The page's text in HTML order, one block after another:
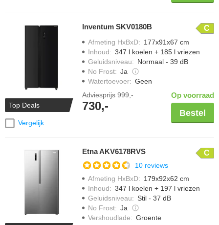
Top Deals
Vergelijk
Inventum SKV0180B C
Afmeting HxBxD: 177x91x67 cm
Inhoud: 347 l koelen + 185 l vriezen
Geluidsniveau: Normaal - 39 dB
No Frost: Ja
Watertoevoer: Geen
Adviesprijs 999,-
730,-
Op voorraad
Bestel
Etna AKV6178RVS C
10 reviews
Afmeting HxBxD: 179x92x62 cm
Inhoud: 347 l koelen + 197 l vriezen
Geluidsniveau: Stil - 37 dB
No Frost: Ja
Vershoudlade: Groente